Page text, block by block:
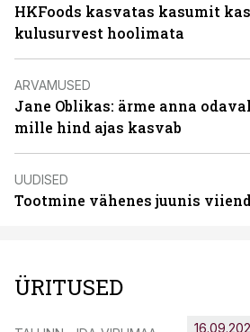
HKFoods kasvatas kasumit
kulusurvest hoolimata
ARVAMUSED
Jane Oblikas: ärme anna
mille hind ajas kasvab
UUDISED
Tootmine vähenes juunis
ÜRITUSED